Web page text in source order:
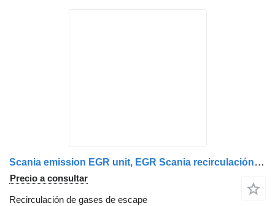
Scania emission EGR unit, EGR Scania recirculación de gases de escape para Scania T, P, G, R, L, S series EURO6 cabeza tractora
Precio a consultar
Recirculación de gases de escape